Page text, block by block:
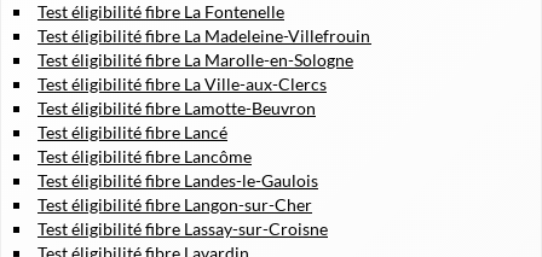
Test éligibilité fibre La Fontenelle
Test éligibilité fibre La Madeleine-Villefrouin
Test éligibilité fibre La Marolle-en-Sologne
Test éligibilité fibre La Ville-aux-Clercs
Test éligibilité fibre Lamotte-Beuvron
Test éligibilité fibre Lancé
Test éligibilité fibre Lancôme
Test éligibilité fibre Landes-le-Gaulois
Test éligibilité fibre Langon-sur-Cher
Test éligibilité fibre Lassay-sur-Croisne
Test éligibilité fibre Lavardin